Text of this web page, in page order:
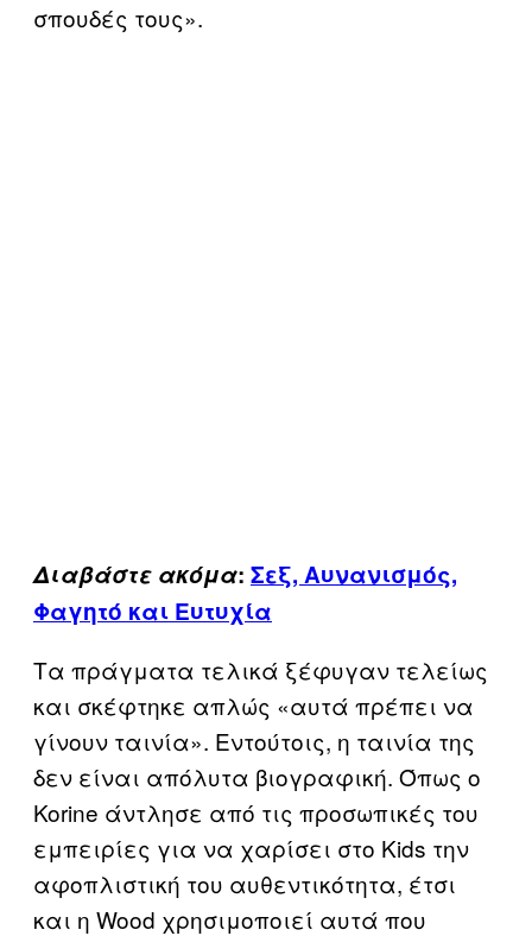
σπουδές τους».
Διαβάστε ακόμα: Σεξ, Αυνανισμός,
Φαγητό και Ευτυχία
Τα πράγματα τελικά ξέφυγαν τελείως
και σκέφτηκε απλώς «αυτά πρέπει να
γίνουν ταινία». Εντούτοις, η ταινία της
δεν είναι απόλυτα βιογραφική. Όπως ο
Korine άντλησε από τις προσωπικές του
εμπειρίες για να χαρίσει στο Kids την
αφοπλιστική του αυθεντικότητα, έτσι
και η Wood χρησιμοποιεί αυτά που